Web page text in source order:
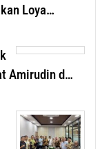
Loya…
Amirudin d…